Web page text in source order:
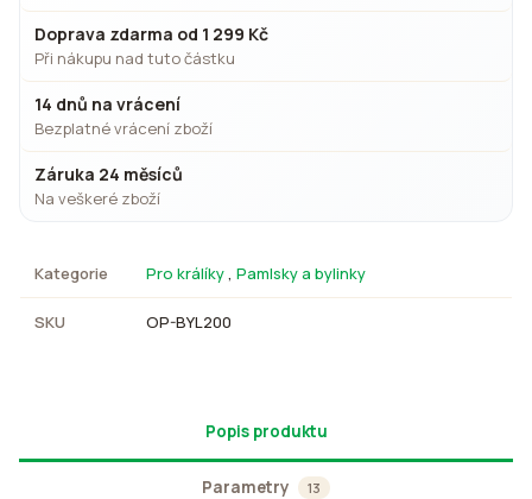
Doprava zdarma od 1 299 Kč
Při nákupu nad tuto částku
14 dnů na vrácení
Bezplatné vrácení zboží
Záruka 24 měsíců
Na veškeré zboží
Kategorie Pro králíky, Pamlsky a bylinky
SKU OP-BYL200
Popis produktu
Parametry 13